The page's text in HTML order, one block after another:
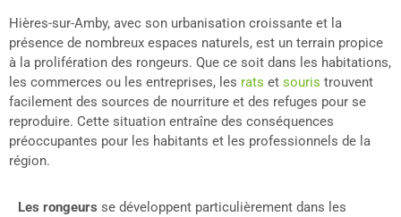
Hières-sur-Amby, avec son urbanisation croissante et la
présence de nombreux espaces naturels, est un terrain propice
à la prolifération des rongeurs. Que ce soit dans les habitations,
les commerces ou les entreprises, les rats et souris trouvent
facilement des sources de nourriture et des refuges pour se
reproduire. Cette situation entraîne des conséquences
préoccupantes pour les habitants et les professionnels de la
région.
Les rongeurs se développent particulièrement dans les